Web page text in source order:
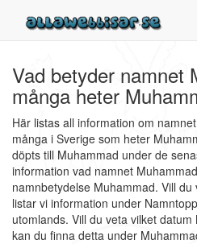
Vad betyder namnet
många heter
Här listas all information om
många i Sverige som heter
döpts till Muhammad under de
information vad namnet
namnbetydelse Muhammad. Vill
listar vi information under
utomlands. Vill du veta vilket
kan du finna detta under